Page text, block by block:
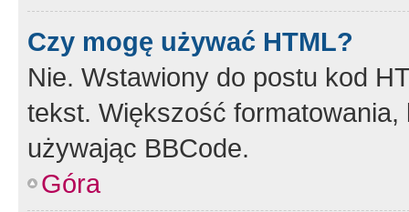
Czy mogę używać HTML?
Nie. Wstawiony do postu kod
tekst. Większość
używając BBCode.
Góra